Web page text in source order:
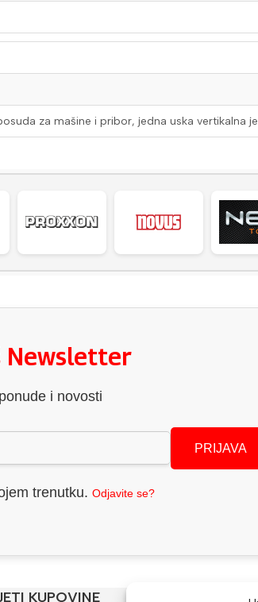
za mašine i pribor, jedna uska vertikalna
Newsletter
i novosti
PRIJAVA
trenutku. Odjavite se?
KUPOVINE